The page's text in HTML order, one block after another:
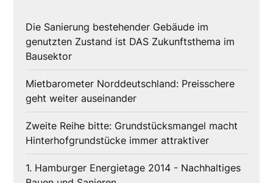
Die Sanierung bestehender Gebäude im
genutzten Zustand ist DAS Zukunftsthema im
Bausektor
Mietbarometer Norddeutschland: Preisschere
geht weiter auseinander
Zweite Reihe bitte: Grundstücksmangel macht
Hinterhofgrundstücke immer attraktiver
1. Hamburger Energietage 2014 - Nachhaltiges